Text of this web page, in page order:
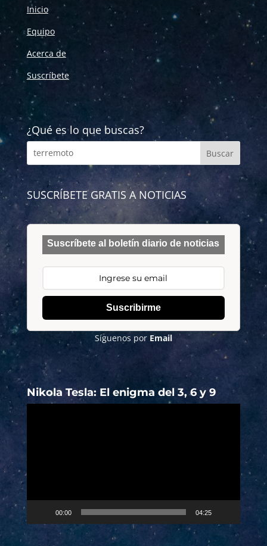
Inicio
Equipo
Acerca de
Suscríbete
¿Qué es lo que buscas?
SUSCRÍBETE GRATIS A NOTICIAS
Suscríbete al boletín diario de noticias
Suscribirme
Síguenos por Email
Nikola Tesla: El enigma del 3, 6 y 9
00:00 04:25